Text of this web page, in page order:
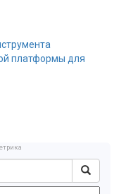
платформы для